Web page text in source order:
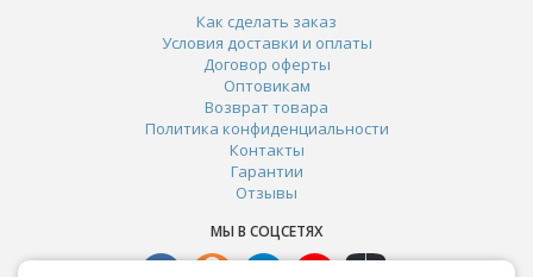
Как сделать заказ
Условия доставки и оплаты
Договор оферты
Оптовикам
Возврат товара
Политика конфиденциальности
Контакты
Гарантии
Отзывы
МЫ В СОЦСЕТЯХ